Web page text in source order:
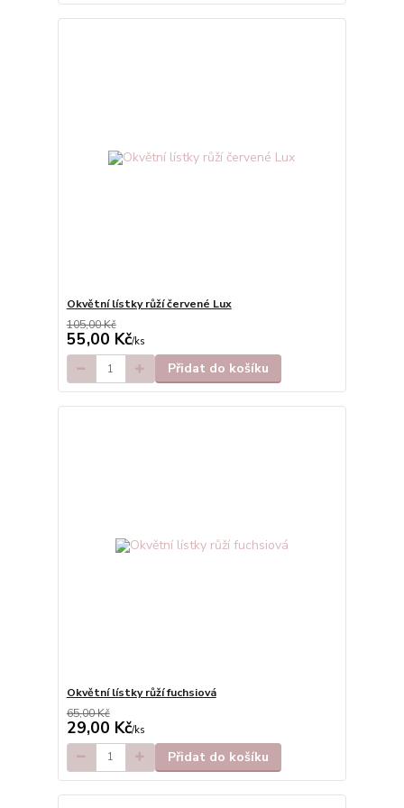
Okvětní lístky růží červené Lux
105,00 Kč
55,00 Kč/ks
Přidat do košíku
Okvětní lístky růží fuchsiová
65,00 Kč
29,00 Kč/ks
Přidat do košíku